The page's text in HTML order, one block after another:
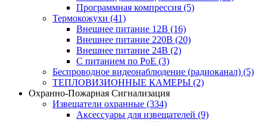
Программная компрессия (5)
Термокожухи (41)
Внешнее питание 12В (16)
Внешнее питание 220В (20)
Внешнее питание 24В (2)
С питанием по PoE (3)
Беспроводное видеонаблюдение (радиоканал) (5)
ТЕПЛОВИЗИОННЫЕ КАМЕРЫ (2)
Охранно-Пожарная Сигнализация
Извещатели охранные (334)
Аксессуары для извещателей (9)